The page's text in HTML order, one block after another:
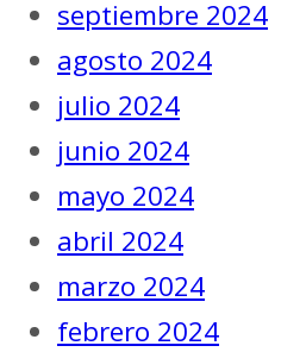
septiembre 2024
agosto 2024
julio 2024
junio 2024
mayo 2024
abril 2024
marzo 2024
febrero 2024